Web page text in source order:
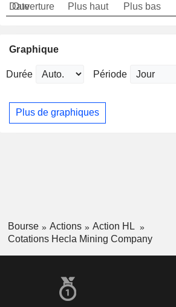
Date
Ouverture Plus haut Plus bas
Graphique
Durée Période
Plus de graphiques
Bourse Actions
Action HL
Cotations Hecla Mining Company